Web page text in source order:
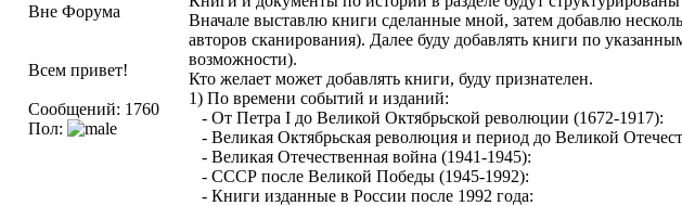
Вне Форума
Всем привет!
Сообщений: 1760
Пол:
Вначале выставлю книги сделанные мной, затем добавлю
авторов сканирования). Далее буду добавлять книги по
возможности).
Кто желает может добавлять книги, буду признателен.
1) По времени событий и изданий:
- От Петра I до Великой Октябрьской революции (1672-1917):
- Великая Октябрьская революция и период до Великой
- Великая Отечественная война (1941-1945):
- СССР после Великой Победы (1945-1992):
- Книги изданные в России после 1992 года: